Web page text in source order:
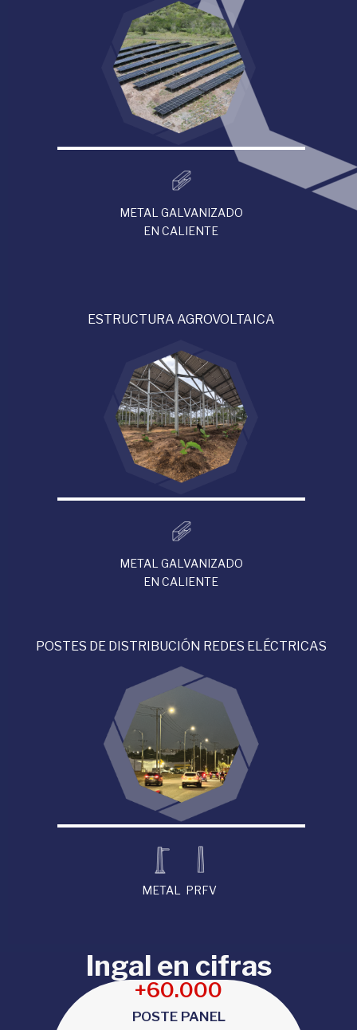
METAL GALVANIZADO
EN CALIENTE
ESTRUCTURA AGROVOLTAICA
METAL GALVANIZADO
EN CALIENTE
POSTES DE DISTRIBUCIÓN REDES ELÉCTRICAS
METAL PRFV
Ingal en cifras
POSTE PANEL
+60.000